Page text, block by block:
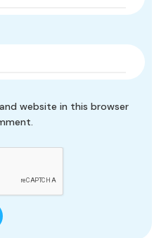
website in this browser